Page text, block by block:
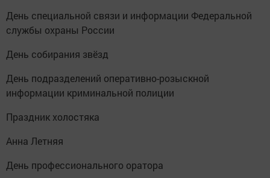
День специальной связи и информации Федеральной
службы охраны России
День собирания звёзд
День подразделений оперативно-розыскной
информации криминальной полиции
Праздник холостяка
Анна Летняя
День профессионального оратора